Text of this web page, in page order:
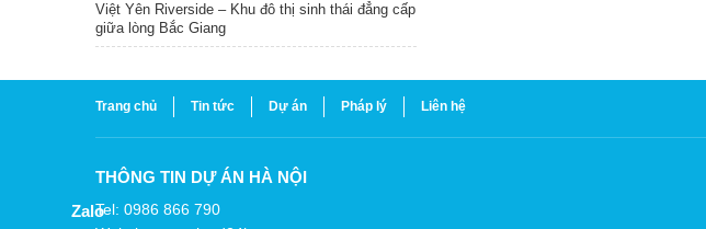
Việt Yên Riverside – Khu đô thị sinh thái đẳng cấp
giữa lòng Bắc Giang
Trang chủ Tin tức Dự án Pháp lý Liên hệ
THÔNG TIN DỰ ÁN HÀ NỘI
Tel: 0986 866 790
Zalo